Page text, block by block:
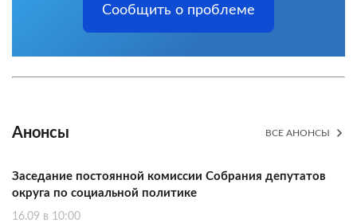
Сообщить о проблеме
Анонсы ВСЕ АНОНСЫ
Заседание постоянной комиссии Собрания депутатов
округа по социальной политике
16.09 в 10:00